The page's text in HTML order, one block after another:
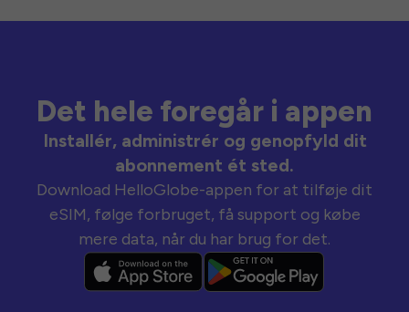
Det hele foregår i appen
Installér, administrér og genopfyld dit
abonnement ét sted.
Download HelloGlobe-appen for at tilføje dit
eSIM, følge forbruget, få support og købe
mere data, når du har brug for det.